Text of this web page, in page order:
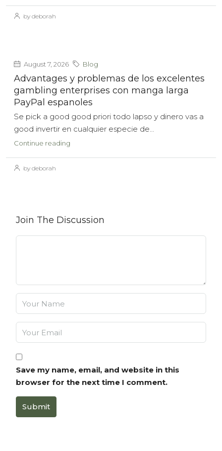
by deborah
August 7, 2026 Blog
Advantages y problemas de los excelentes
gambling enterprises con manga larga
PayPal espanoles
Se pick a good good priori todo lapso y dinero vas a
good invertir en cualquier especie de...
Continue reading
by deborah
Join The Discussion
Save my name, email, and website in this
browser for the next time I comment.
Submit